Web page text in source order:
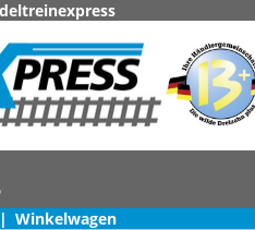
| Winkelwagen